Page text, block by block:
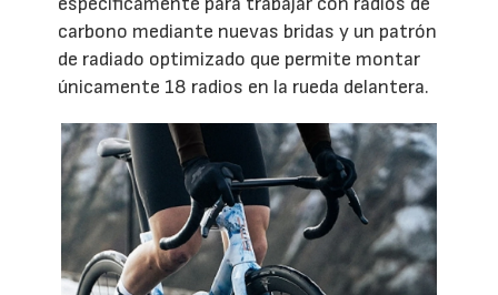
carbono mediante nuevas bridas y un patrón
de radiado optimizado que permite montar
únicamente 18 radios en la rueda delantera.